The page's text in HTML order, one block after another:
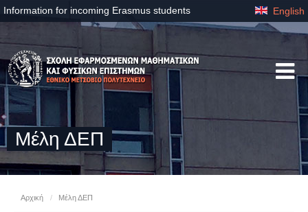
Information for incoming Erasmus students English
Μέλη ΔΕΠ
Αρχική / Μέλη ΔΕΠ